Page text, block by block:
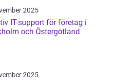
2025
IT-support för företag i
och Östergötland
2025